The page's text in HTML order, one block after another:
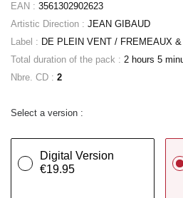
EAN : 3561302902623
Artistic Direction : JEAN GIBAUD
Label : DE PLEIN VENT / FREMEAUX
Total duration of the pack : 2 hours 5
Nbre. CD : 2
Select a version :
Digital Version
€19.95